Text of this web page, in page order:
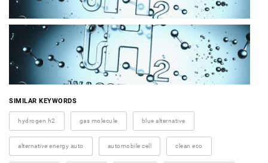
SIMILAR KEYWORDS
hydrogen h2 gas molecule blue alternative
alternative energy auto automobile cell clean eco